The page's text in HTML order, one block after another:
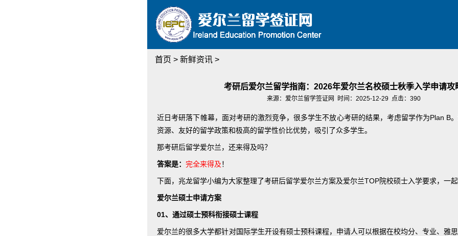
首页 >新鲜资讯 >
考研后爱尔兰留学指南：2026年爱尔兰名校硕士秋季入学申请攻
来源： 爱尔兰留学签证网 时间：2025-12-29 点击： 390
近日考研落下帷幕，面对考研的激烈竞争，很多学生不放心考研的结果，考虑留学作为Plan B
资源、友好的留学政策和极高的留学性价比优势，吸引了众多学生。
那考研后留学爱尔兰，还来得及吗？
答案是：完全来得及！
下面，兆龙留学小编为大家整理了考研后留学爱尔兰方案及爱尔兰TOP院校硕士入学要求，一
爱尔兰硕士申请方案
01、通过硕士预科衔接硕士课程
爱尔兰的很多大学都针对国际学生开设有硕士预科课程，申请人可以根据在校均分、专业、雅